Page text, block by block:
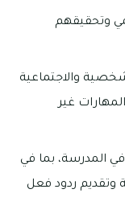
وتحقيقهم
والاجتماعية
غير
المدرسة، بما في
وتقديم ردود فعل